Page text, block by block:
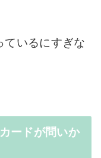
ているにすぎな
ードが問いか